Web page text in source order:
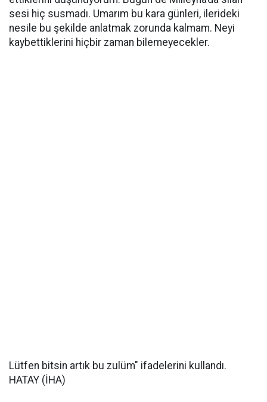
sesi hiç susmadı. Umarım bu kara günleri, ilerideki
nesile bu şekilde anlatmak zorunda kalmam. Neyi
kaybettiklerini hiçbir zaman bilemeyecekler.
Lütfen bitsin artık bu zulüm" ifadelerini kullandı.
HATAY (İHA)